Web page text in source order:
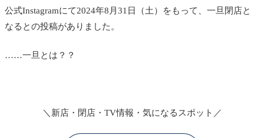
公式Instagramにて2024年8月31日（土）をもって、一旦閉店と
なるとの投稿がありました。
……一旦とは？？
＼新店・閉店・TV情報・気になるスポット／